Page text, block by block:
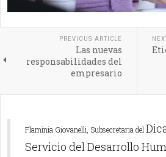
PREVIOUS ARTICLE
Las nuevas
responsabilidades del
empresario
Flaminia Giovanelli, Subsecretaria del
Servicio del Desarrollo